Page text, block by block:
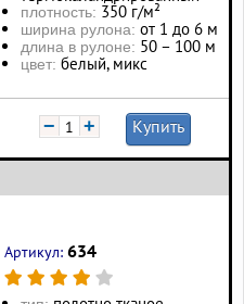
плотность: 350 г/м²
ширина рулона: от 1 до 6 м
длина в рулоне: 50 – 100 м
цвет: белый, микс
− + Купить
Артикул: 634